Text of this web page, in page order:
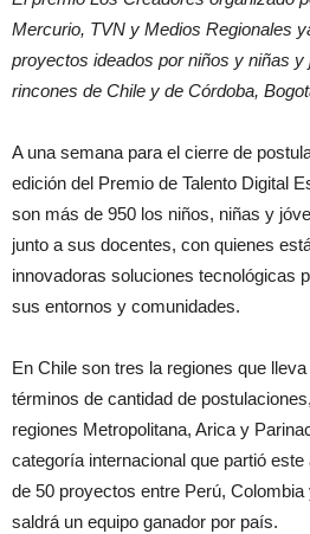
Mercurio, TVN y Medios Regionales
proyectos ideados por niños y niñas y
rincones de Chile y de Córdoba,
A una semana para el cierre de
edición del Premio de Talento Digital
son más de 950 los niños, niñas y
junto a sus docentes, con quienes
innovadoras soluciones tecnológicas
sus entornos y comunidades.
En Chile son tres la regiones que
términos de cantidad de
regiones Metropolitana, Arica y
categoría internacional que partió
de 50 proyectos entre Perú,
saldrá un equipo ganador por país.